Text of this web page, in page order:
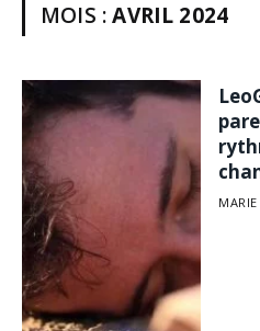
MOIS :AVRIL 2024